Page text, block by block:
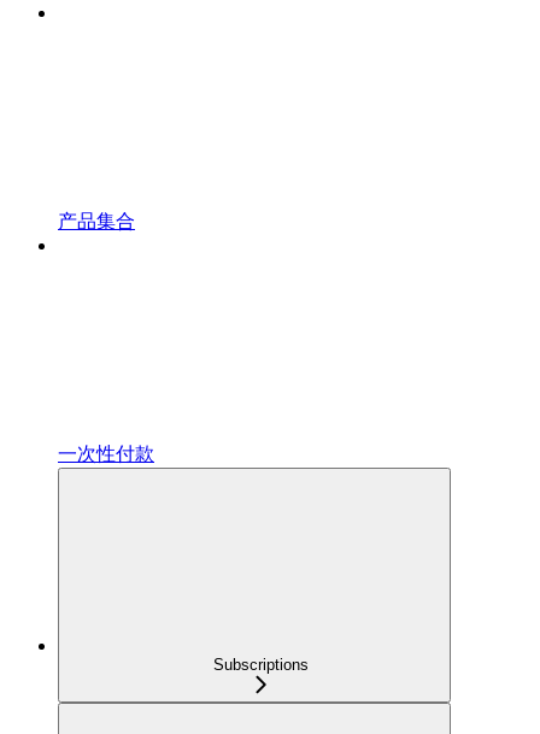
产品集合
一次性付款
Subscriptions